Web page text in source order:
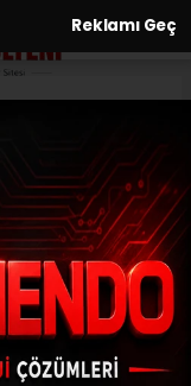
Reklamı Geç
- 22:34